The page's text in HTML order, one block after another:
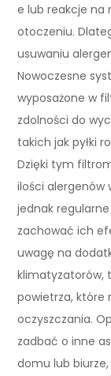
e lub reakcje na
otoczeniu.
usuwaniu
Nowoczesne
wyposażone w
zdolności do
takich jak pyłki
Dzięki tym
ilości alergenów
jednak
zachować ich
uwagę na
klimatyzatorów,
powietrza, które
oczyszczania.
zadbać o inne
domu lub